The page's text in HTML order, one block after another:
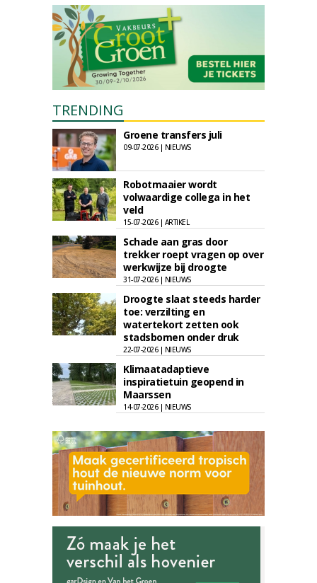
TRENDING
Groene transfers juli
09-07-2026 | NIEUWS
Robotmaaier wordt
volwaardige collega in het
veld
15-07-2026 | ARTIKEL
Schade aan gras door
trekker roept vragen op over
werkwijze bij droogte
31-07-2026 | NIEUWS
Droogte slaat steeds harder
toe: verzilting en
watertekort zetten ook
stadsbomen onder druk
22-07-2026 | NIEUWS
Klimaatadaptieve
inspiratietuin geopend in
Maarssen
14-07-2026 | NIEUWS